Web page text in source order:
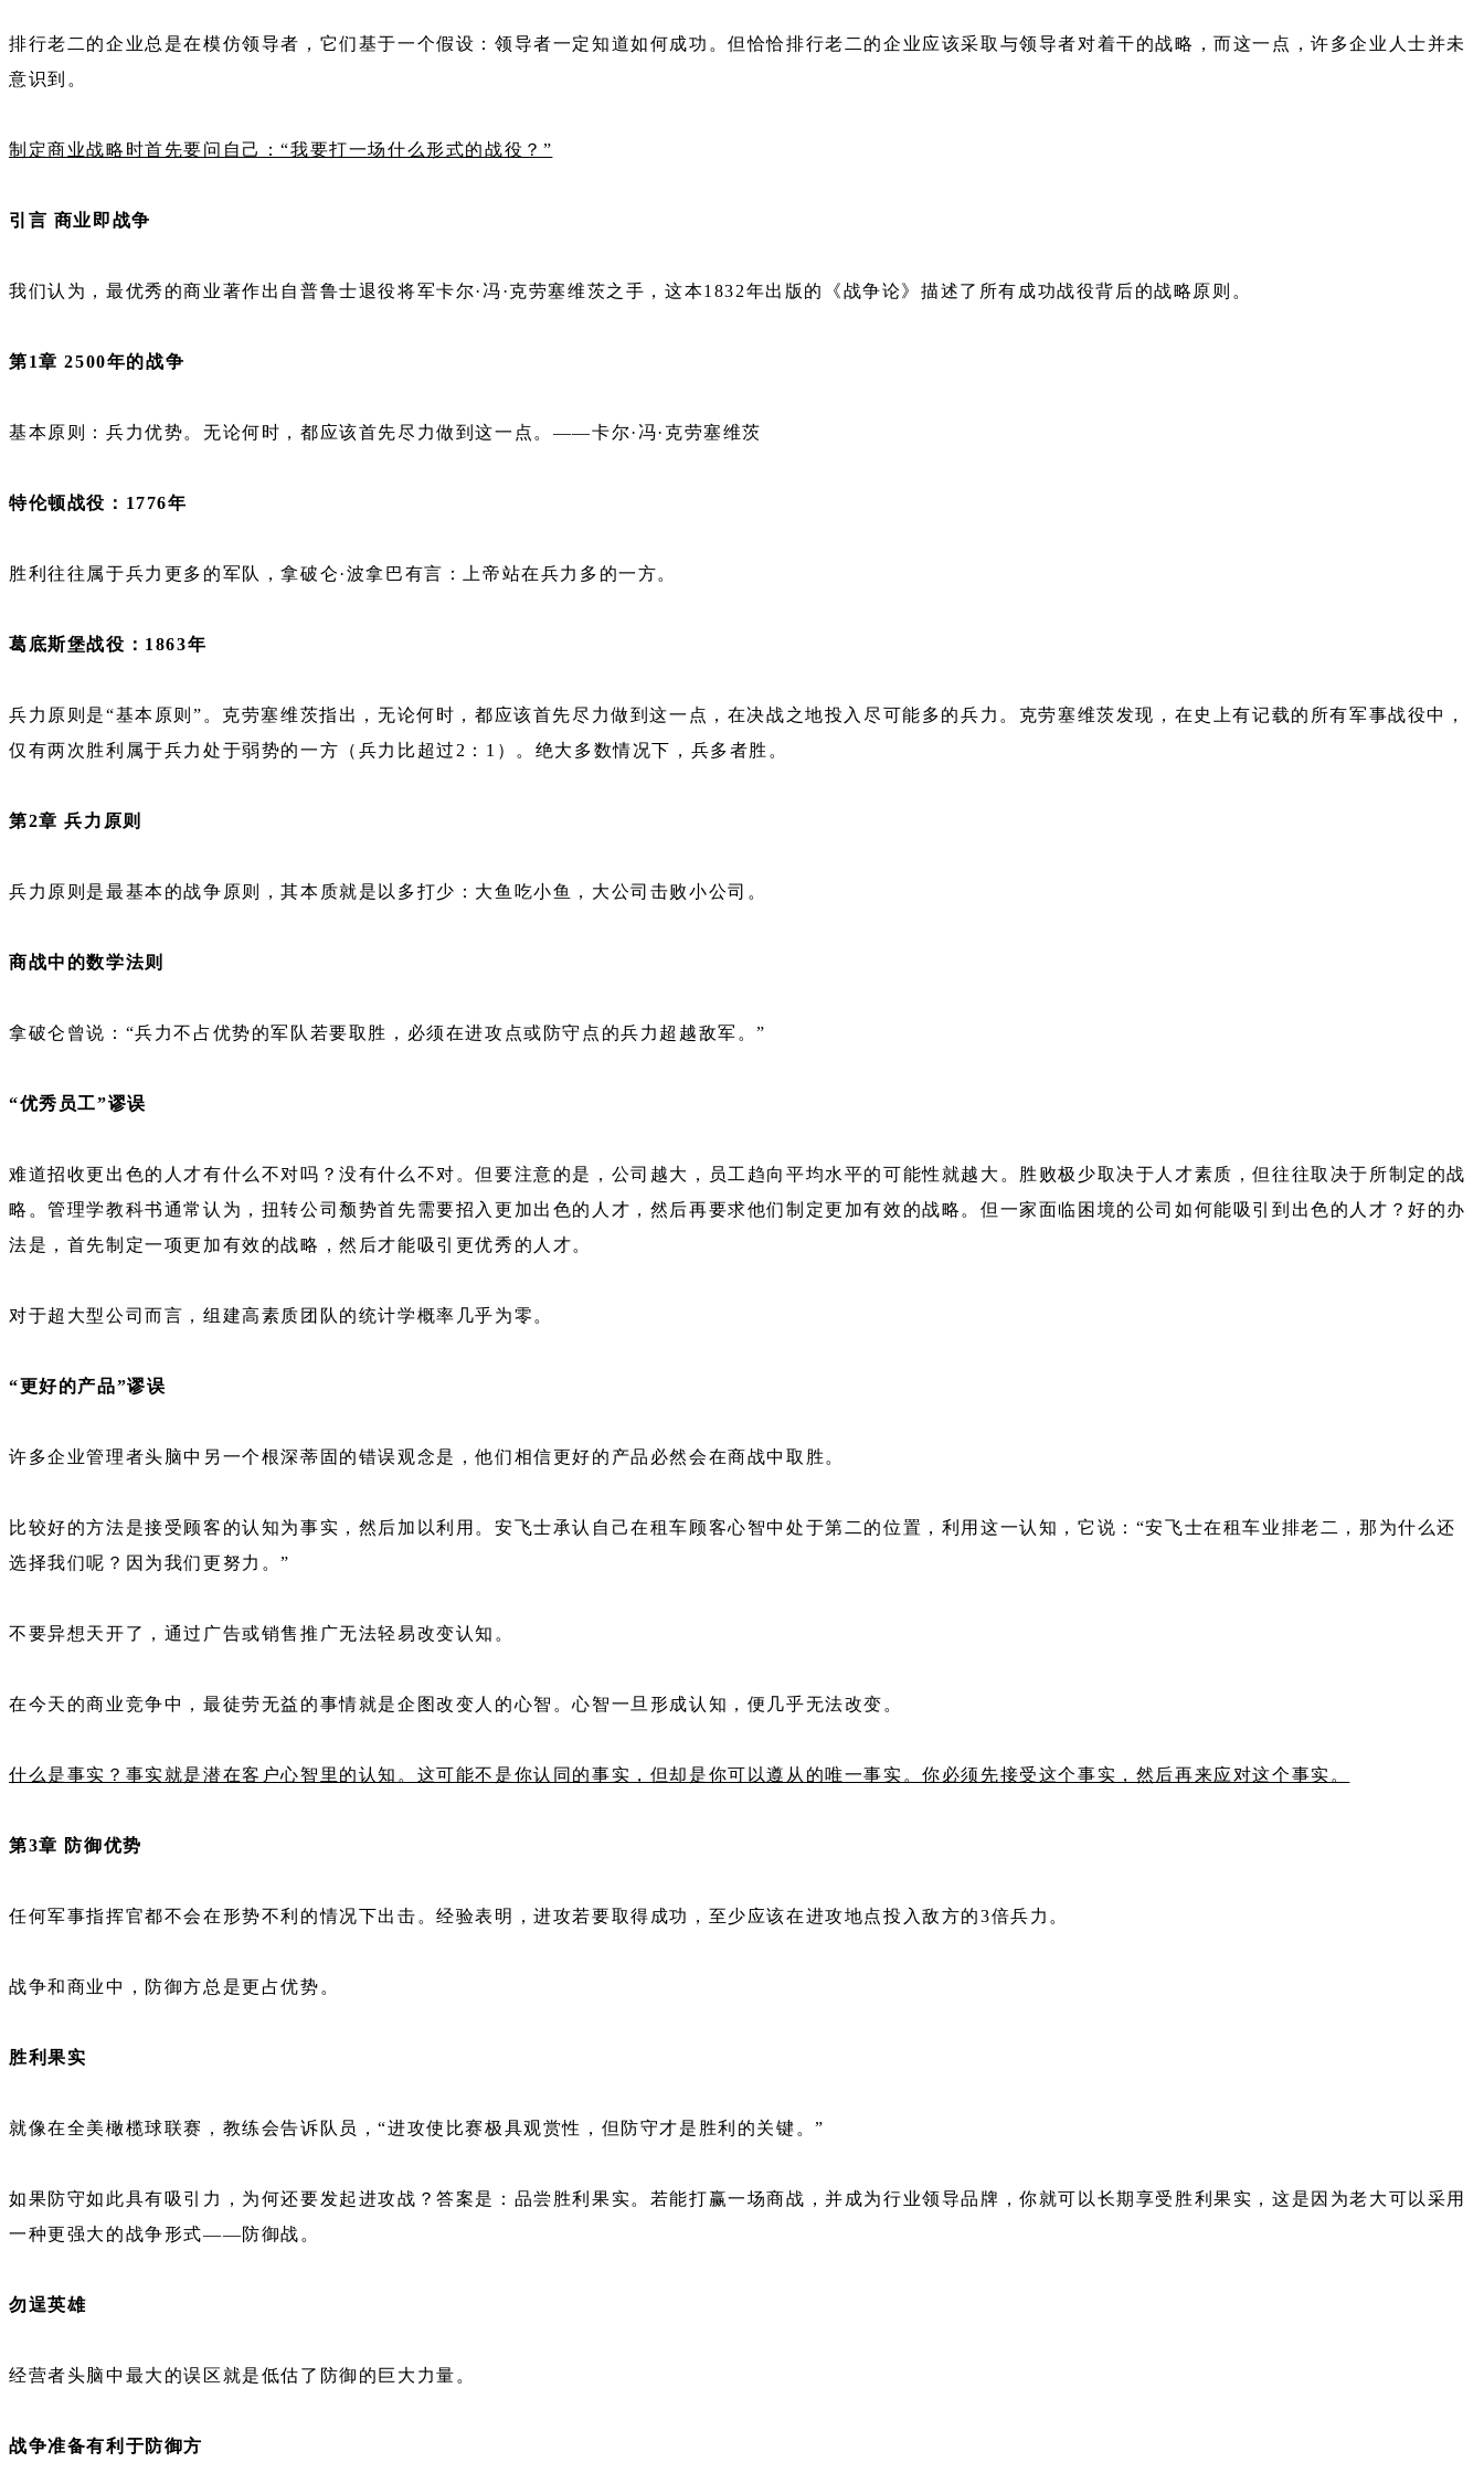
排行老二的企业总是在模仿领导者，它们基于一个假设：领导者一定知道如何成功。但恰恰排行老二的企业应该采取与领导者对着干的战略，而这一点，许多企业人士并未
意识到。
制定商业战略时首先要问自己：“我要打一场什么形式的战役？”
引言 商业即战争
我们认为，最优秀的商业著作出自普鲁士退役将军卡尔·冯·克劳塞维茨之手，这本1832年出版的《战争论》描述了所有成功战役背后的战略原则。
第1章 2500年的战争
基本原则：兵力优势。无论何时，都应该首先尽力做到这一点。——卡尔·冯·克劳塞维茨
特伦顿战役：1776年
胜利往往属于兵力更多的军队，拿破仑·波拿巴有言：上帝站在兵力多的一方。
葛底斯堡战役：1863年
兵力原则是“基本原则”。克劳塞维茨指出，无论何时，都应该首先尽力做到这一点，在决战之地投入尽可能多的兵力。克劳塞维茨发现，在史上有记载的所有军事战役中，
仅有两次胜利属于兵力处于弱势的一方（兵力比超过2：1）。绝大多数情况下，兵多者胜。
第2章 兵力原则
兵力原则是最基本的战争原则，其本质就是以多打少：大鱼吃小鱼，大公司击败小公司。
商战中的数学法则
拿破仑曾说：“兵力不占优势的军队若要取胜，必须在进攻点或防守点的兵力超越敌军。”
“优秀员工”谬误
难道招收更出色的人才有什么不对吗？没有什么不对。但要注意的是，公司越大，员工趋向平均水平的可能性就越大。胜败极少取决于人才素质，但往往取决于所制定的战
略。管理学教科书通常认为，扭转公司颓势首先需要招入更加出色的人才，然后再要求他们制定更加有效的战略。但一家面临困境的公司如何能吸引到出色的人才？好的办
法是，首先制定一项更加有效的战略，然后才能吸引更优秀的人才。
对于超大型公司而言，组建高素质团队的统计学概率几乎为零。
“更好的产品”谬误
许多企业管理者头脑中另一个根深蒂固的错误观念是，他们相信更好的产品必然会在商战中取胜。
比较好的方法是接受顾客的认知为事实，然后加以利用。安飞士承认自己在租车顾客心智中处于第二的位置，利用这一认知，它说：“安飞士在租车业排老二，那为什么还
选择我们呢？因为我们更努力。”
不要异想天开了，通过广告或销售推广无法轻易改变认知。
在今天的商业竞争中，最徒劳无益的事情就是企图改变人的心智。心智一旦形成认知，便几乎无法改变。
什么是事实？事实就是潜在客户心智里的认知。这可能不是你认同的事实，但却是你可以遵从的唯一事实。你必须先接受这个事实，然后再来应对这个事实。
第3章 防御优势
任何军事指挥官都不会在形势不利的情况下出击。经验表明，进攻若要取得成功，至少应该在进攻地点投入敌方的3倍兵力。
战争和商业中，防御方总是更占优势。
胜利果实
就像在全美橄榄球联赛，教练会告诉队员，“进攻使比赛极具观赏性，但防守才是胜利的关键。”
如果防守如此具有吸引力，为何还要发起进攻战？答案是：品尝胜利果实。若能打赢一场商战，并成为行业领导品牌，你就可以长期享受胜利果实，这是因为老大可以采用
一种更强大的战争形式——防御战。
勿逞英雄
经营者头脑中最大的误区就是低估了防御的巨大力量。
战争准备有利于防御方